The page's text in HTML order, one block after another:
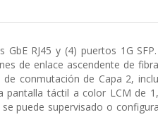
RJ45 y (4) puertos 1G
de enlace ascendente de
conmutación de Capa 2,
pantalla táctil a color LCM de
puede supervisado o